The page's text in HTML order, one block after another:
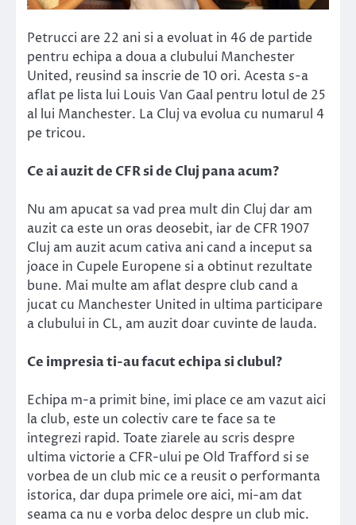
Petrucci are 22 ani si a evoluat in 46 de partide
pentru echipa a doua a clubului Manchester
United, reusind sa inscrie de 10 ori. Acesta s-a
aflat pe lista lui Louis Van Gaal pentru lotul de 25
al lui Manchester. La Cluj va evolua cu numarul 4
pe tricou.
Ce ai auzit de CFR si de Cluj pana acum?
Nu am apucat sa vad prea mult din Cluj dar am
auzit ca este un oras deosebit, iar de CFR 1907
Cluj am auzit acum cativa ani cand a inceput sa
joace in Cupele Europene si a obtinut rezultate
bune. Mai multe am aflat despre club cand a
jucat cu Manchester United in ultima participare
a clubului in CL, am auzit doar cuvinte de lauda.
Ce impresia ti-au facut echipa si clubul?
Echipa m-a primit bine, imi place ce am vazut aici
la club, este un colectiv care te face sa te
integrezi rapid. Toate ziarele au scris despre
ultima victorie a CFR-ului pe Old Trafford si se
vorbea de un club mic ce a reusit o performanta
istorica, dar dupa primele ore aici, mi-am dat
seama ca nu e vorba deloc despre un club mic.